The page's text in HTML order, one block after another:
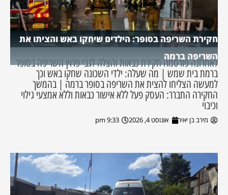
חקירת השריפה בסופר: הילדים שיחקו באש והציתו את
השריפה ברמה
לאחרונה פורסמה חקירת כבאות והצלה לגבי פרוץ השריפה בסופר
ברמת בית שמש | מה שעלה: ילדי השכונה שחקו באש וכך
למעשה הצליחו להצית את השריפה בסופר ברמה | בהמשך
החקירה התברר: העסק פעל ללא אישור כבאות וללא אמצעי גילוי
וכיבוי
מירב בן יאיר אוגוסט 4, 2026 9:33 pm